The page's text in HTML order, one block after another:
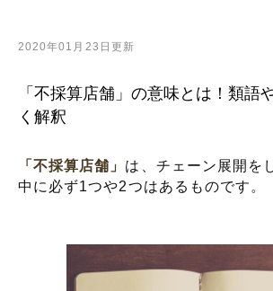
2020年01月23日更新
「不採算店舗」の意味とは！類語
く解釈
「不採算店舗」 は、チェーン展開を
中に必ず1つや2つはあるものです。